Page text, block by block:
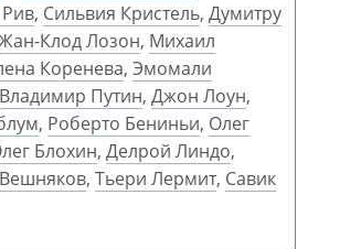
, Сильвия Кристель, Думитру
Клод Лозон, Михаил
Коренева, Эмомали
Владимир Путин, Джон Лоун,
, Роберто Бениньи, Олег
Блохин, Делрой Линдо,
, Тьери Лермит, Савик